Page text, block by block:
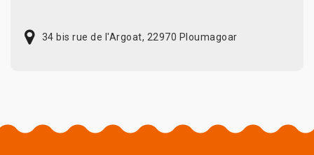
34 bis rue de l'Argoat, 22970 Ploumagoar